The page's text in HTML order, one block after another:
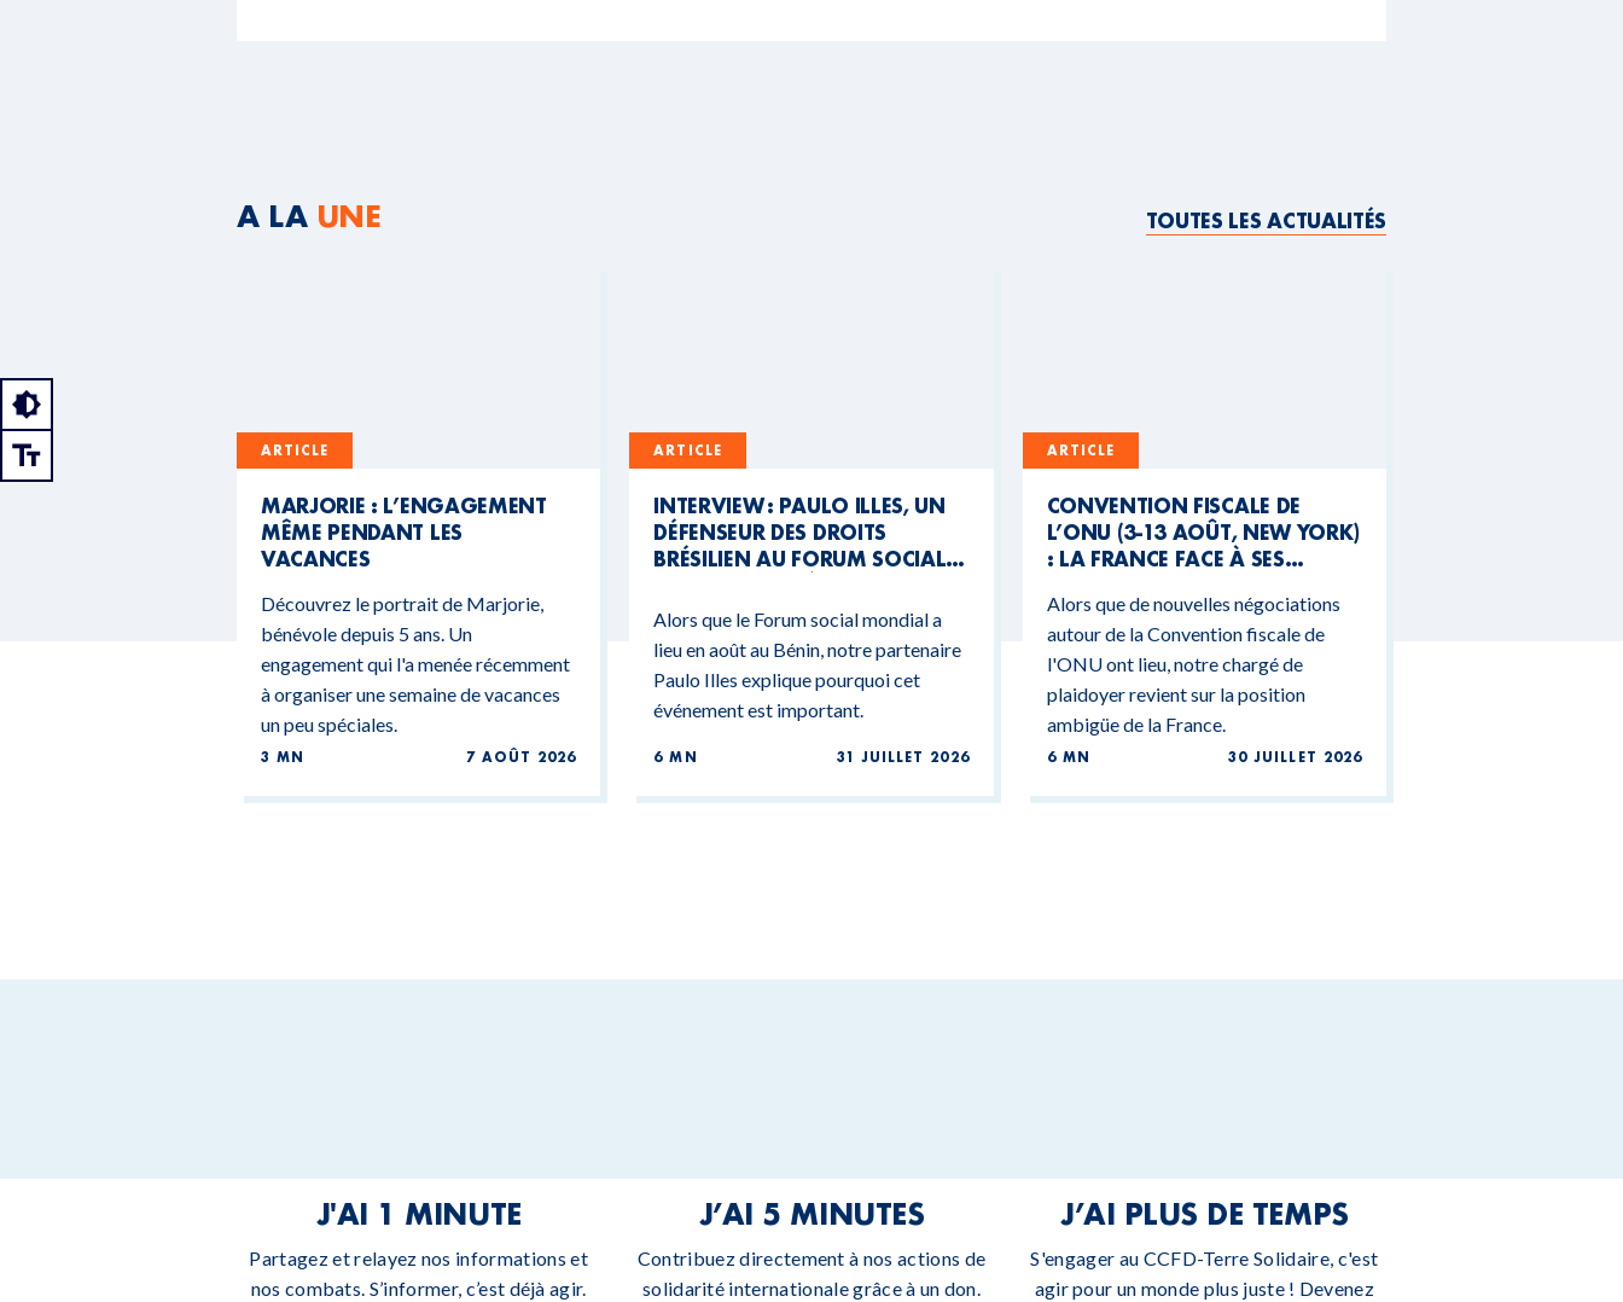
A LA UNE TOUTES LES ACTUALITÉS
ARTICLE
MARJORIE : L’ENGAGEMENT
MÊME PENDANT LES
VACANCES
Découvrez le portrait de Marjorie,
bénévole depuis 5 ans. Un
engagement qui l'a menée récemment
à organiser une semaine de vacances
un peu spéciales.
3 MN 7 AOÛT 2026
ARTICLE
INTERVIEW : PAULO ILLES, UN
DÉFENSEUR DES DROITS
BRÉSILIEN AU FORUM SOCIAL
Alors que le Forum social mondial a
lieu en août au Bénin, notre partenaire
Paulo Illes explique pourquoi cet
événement est important.
6 MN 31 JUILLET 2026
ARTICLE
CONVENTION FISCALE DE
L’ONU (3-13 AOÛT, NEW YORK)
: LA FRANCE FACE À SES
BUDGÉTAIRES
Alors que de nouvelles négociations
autour de la Convention fiscale de
l'ONU ont lieu, notre chargé de
plaidoyer revient sur la position
ambigüe de la France.
6 MN 30 JUILLET 2026
J'AI 1 MINUTE
Partagez et relayez nos informations et
nos combats. S’informer, c’est déjà agir.
J’AI 5 MINUTES
Contribuez directement à nos actions de
solidarité internationale grâce à un don.
J’AI PLUS DE TEMPS
S'engager au CCFD-Terre Solidaire, c'est
agir pour un monde plus juste ! Devenez